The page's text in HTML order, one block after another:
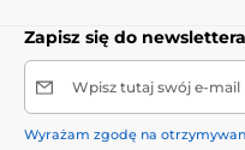
Zapisz się do newslettera
Wpisz tutaj swój e-mail
Wyrażam zgodę na